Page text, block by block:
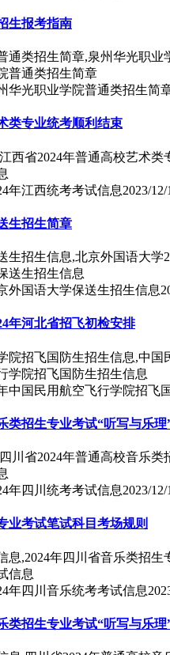
生报考指南
通类招生简章,泉州华光职业
华光职业学院普通类招生简
类专业统考顺利结束
西省2024年普通高校艺术类
年江西统考考试信息2023/12/
生招生简章
生招生信息,北京外国语大学
外国语大学保送生招生信息
年河北省招飞初检安排
院招飞国防生招生信息,中
中国民用航空飞行学院招飞
类招生专业考试“听写与乐
川省2024年普通高校音乐
年四川统考考试信息2023/12/
业考试笔试科目考场规则
息,2024年四川省音乐类招生
年四川音乐统考考试信息
类招生专业考试“听写与乐